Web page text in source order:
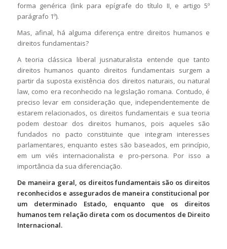
forma genérica (link para epígrafe do título II, e artigo 5º
parágrafo 1º).
Mas, afinal, há alguma diferença entre direitos humanos e
direitos fundamentais?
A teoria clássica liberal jusnaturalista entende que tanto
direitos humanos quanto direitos fundamentais surgem a
partir da suposta existência dos direitos naturais, ou natural
law, como era reconhecido na legislação romana. Contudo, é
preciso levar em consideração que, independentemente de
estarem relacionados, os direitos fundamentais e sua teoria
podem destoar dos direitos humanos, pois aqueles são
fundados no pacto constituinte que integram interesses
parlamentares, enquanto estes são baseados, em princípio,
em um viés internacionalista e pro-persona. Por isso a
importância da sua diferenciação.
De maneira geral, os direitos fundamentais são os direitos
reconhecidos e assegurados de maneira constitucional por
um determinado Estado, enquanto que os direitos
humanostem relação direta com os documentos de Direito
Internacional.